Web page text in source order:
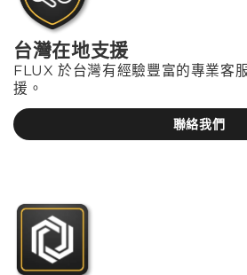
台灣在地支援
FLUX 於台灣有經驗豐富的專業客
援。
聯絡我們